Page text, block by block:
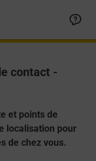
contact -
et points de
localisation pour
de chez vous.